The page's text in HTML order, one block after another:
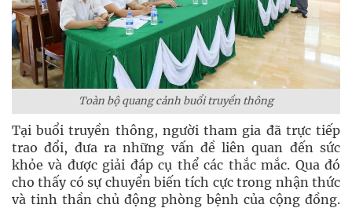
Toàn bộ quang cảnh buổi truyền thông
Tại buổi truyền thông, người tham gia đã trực tiếp
trao đổi, đưa ra những vấn đề liên quan đến sức
khỏe và được giải đáp cụ thể các thắc mắc. Qua đó
cho thấy có sự chuyển biến tích cực trong nhận thức
và tinh thần chủ động phòng bệnh của cộng đồng.